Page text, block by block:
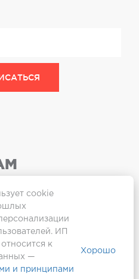
cookie
ИП
к
—
и принципами
Хорошо